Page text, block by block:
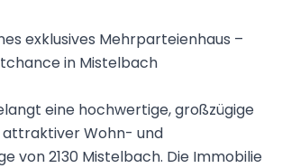
exklusives Mehrparteienhaus –
in Mistelbach
eine hochwertige, großzügige
attraktiver Wohn- und
von 2130 Mistelbach. Die Immobilie